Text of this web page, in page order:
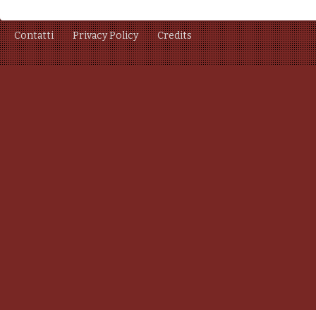
Contatti Privacy Policy Credits